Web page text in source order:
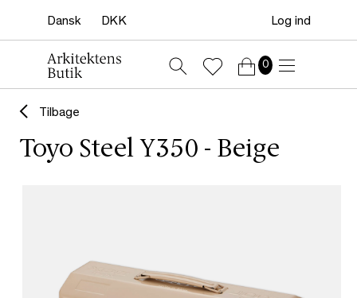
Log ind
0
Tilbage
Toyo Steel Y350 - Beige